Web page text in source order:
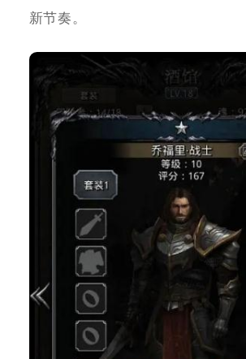
新节奏。